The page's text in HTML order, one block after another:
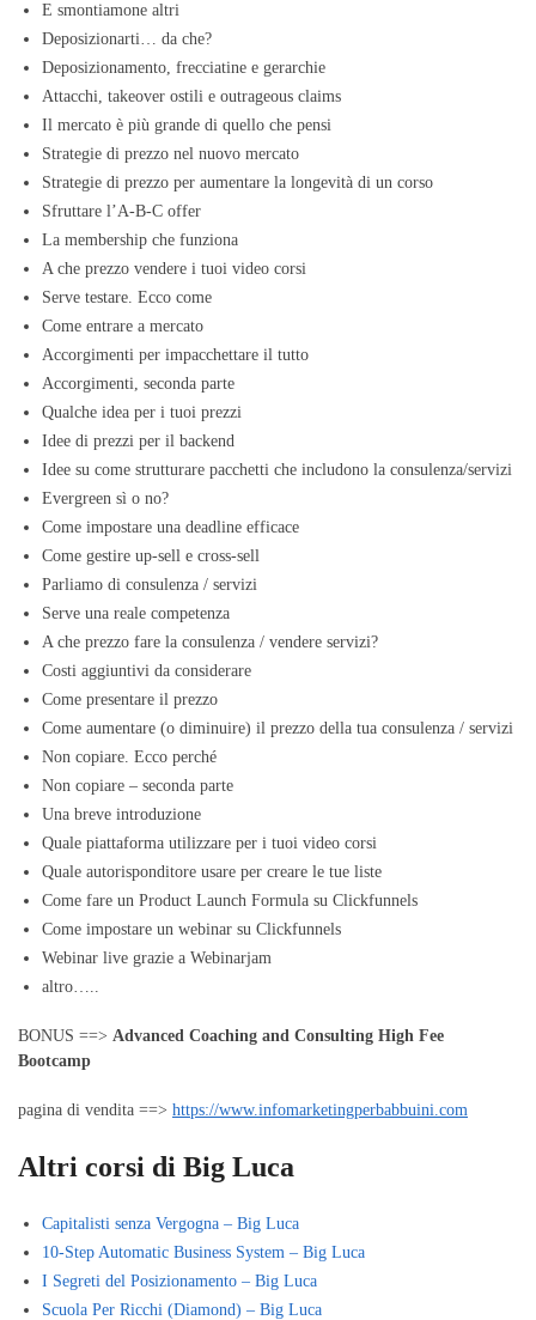
E smontiamone altri
Deposizionarti… da che?
Deposizionamento, frecciatine e gerarchie
Attacchi, takeover ostili e outrageous claims
Il mercato è più grande di quello che pensi
Strategie di prezzo nel nuovo mercato
Strategie di prezzo per aumentare la longevità di un corso
Sfruttare l’A-B-C offer
La membership che funziona
A che prezzo vendere i tuoi video corsi
Serve testare. Ecco come
Come entrare a mercato
Accorgimenti per impacchettare il tutto
Accorgimenti, seconda parte
Qualche idea per i tuoi prezzi
Idee di prezzi per il backend
Idee su come strutturare pacchetti che includono la consulenza/servizi
Evergreen sì o no?
Come impostare una deadline efficace
Come gestire up-sell e cross-sell
Parliamo di consulenza / servizi
Serve una reale competenza
A che prezzo fare la consulenza / vendere servizi?
Costi aggiuntivi da considerare
Come presentare il prezzo
Come aumentare (o diminuire) il prezzo della tua consulenza / servizi
Non copiare. Ecco perché
Non copiare – seconda parte
Una breve introduzione
Quale piattaforma utilizzare per i tuoi video corsi
Quale autorisponditore usare per creare le tue liste
Come fare un Product Launch Formula su Clickfunnels
Come impostare un webinar su Clickfunnels
Webinar live grazie a Webinarjam
altro…..
BONUS ==> Advanced Coaching and Consulting High Fee
Bootcamp
pagina di vendita ==> https://www.infomarketingperbabbuini.com
Altri corsi di Big Luca
Capitalisti senza Vergogna – Big Luca
10-Step Automatic Business System – Big Luca
I Segreti del Posizionamento – Big Luca
Scuola Per Ricchi (Diamond) – Big Luca